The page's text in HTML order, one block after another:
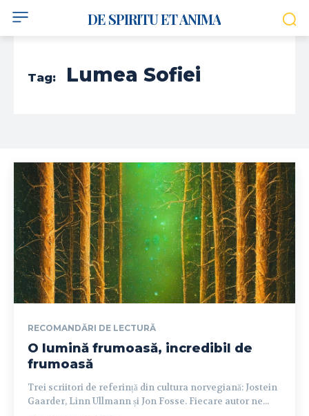
DE SPIRITU ET ANIMA
Tag: Lumea Sofiei
RECOMANDĂRI DE LECTURĂ
O lumină frumoasă, incredibil de
frumoasă
Trei scriitori de referință din cultura norvegiană: Jostein
Gaarder, Linn Ullmann și Jon Fosse. Fiecare autor ne...